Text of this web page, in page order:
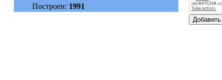
Построен: 1991